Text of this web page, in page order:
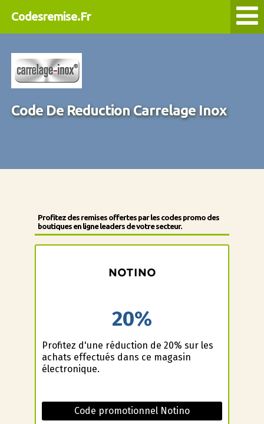
Codesremise.Fr
Code De Reduction Carrelage Inox
Profitez des remises offertes par les codes promo des
boutiques en ligne leaders de votre secteur.
20%
Profitez d'une réduction de 20% sur les
achats effectués dans ce magasin
électronique.
Code promotionnel Notino